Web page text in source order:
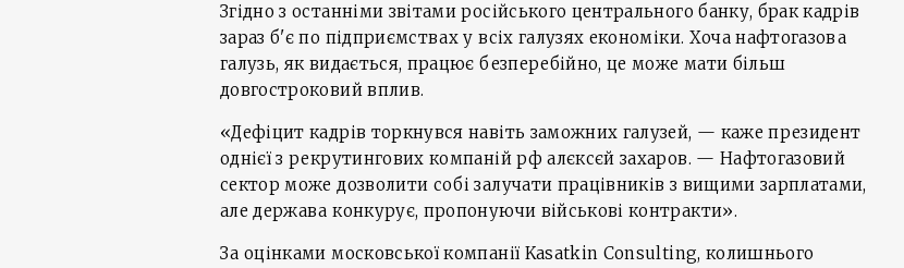
Згідно з останніми звітами російського центрального банку, брак кадрів
зараз б'є по підприємствах у всіх галузях економіки. Хоча нафтогазова
галузь, як видається, працює безперебійно, це може мати більш
довгостроковий вплив.
«Дефіцит кадрів торкнувся навіть заможних галузей, — каже президент
однієї з рекрутингових компаній рф алєксєй захаров. — Нафтогазовий
сектор може дозволити собі залучати працівників з вищими зарплатами,
але держава конкурує, пропонуючи військові контракти».
За оцінками московської компанії Kasatkin Consulting, колишнього